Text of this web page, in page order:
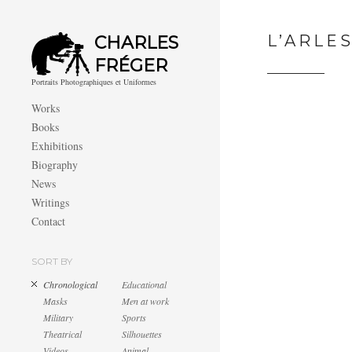
CHARLES
FRÉGER
Portraits Photographiques et Uniformes
Works
Books
Exhibitions
Biography
News
Writings
Contact
SORT BY
Chronological
Educational
Masks
Men at work
Military
Sports
Theatrical
Silhouettes